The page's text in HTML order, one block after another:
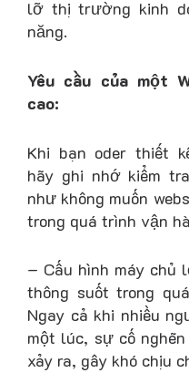
lỡ thị trường kinh
năng.
Yêu cầu của một
cao:
Khi bạn oder thiết
hãy ghi nhớ kiểm
như không muốn
trong quá trình vận
– Cấu hình máy chủ
thông suốt trong
Ngay cả khi nhiều
một lúc, sự cố
xảy ra, gây khó chịu